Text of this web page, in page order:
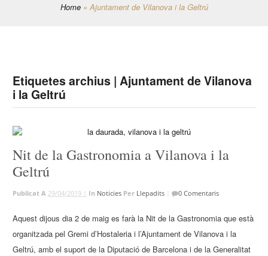
Home » Ajuntament de Vilanova i la Geltrú
Etiquetes archius | Ajuntament de Vilanova
i la Geltrú
Nit de la Gastronomia a Vilanova i la
Geltrú
Publicat A 29/04/2019 | In Noticies Per Llepadits 0 Comentaris
Aquest dijous dia 2 de maig es farà la Nit de la Gastronomia que està
organitzada pel Gremi d’Hostaleria i l’Ajuntament de Vilanova i la
Geltrú, amb el suport de la Diputació de Barcelona i de la Generalitat